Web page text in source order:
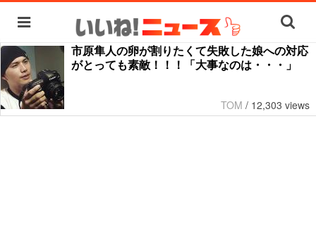
市原隼人の卵が割りたくて失敗した娘への対応
がとっても素敵！！！「大事なのは・・・」
TOM / 12,303 views